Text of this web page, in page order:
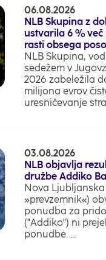
06.08.2026
NLB Skupina z
ustvarila 6 %
rasti obsega
NLB Skupina,
sedežem v
2026 zabeležila
milijona evrov
uresničevanje
03.08.2026
NLB objavlja
družbe Addiko
Nova
»prevzemnik«)
ponudba za
("Addiko") ni
ponudbe. ...